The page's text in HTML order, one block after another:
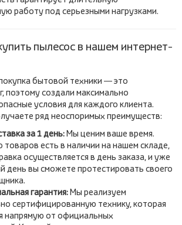
работу под серьезными нагрузками.
пылесос в нашем интернет-
бытовой техники — это
поэтому создали максимально
условия для каждого клиента.
ряд неоспоримых преимуществ:
за 1 день:Мы ценим ваше время.
есть в наличии на нашем складе,
осуществляется в день заказа, и уже
день вы сможете протестировать своего
гарантия:Мы реализуем
сертифицированную технику, которая
напрямую от официальных